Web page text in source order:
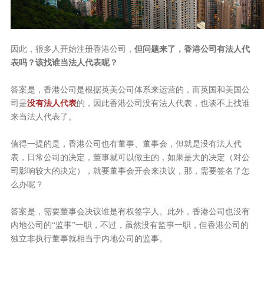
因此，很多人开始注册香港公司， 但问题来了，香港公司有法人代
表吗？该找谁当法人代表呢？
答案是，香港公司是根据英美公司体系来运营的，而英国和美国公
司是没有法人代表的，因此香港公司没有法人代表，也谈不上找谁
来当法人代表了。
值得一提的是，香港公司也有董事、董事会，但就是没有法人代
表，日常公司的决定，董事就可以做主的，如果是大的决定（对公
司影响较大的决定），就要董事会开会来决议，那，需要签名了怎
么办呢？
答案是，需要董事会决议谁是有权签字人。此外，香港公司也没有
内地公司的“监事”一职，不过，虽然没有监事一职，但香港公司的
独立非执行董事就相当于内地公司的监事。